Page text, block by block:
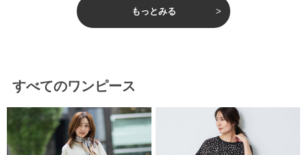
もっとみる
すべてのワンピース